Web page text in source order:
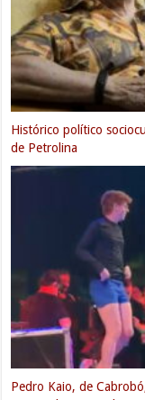
Henry Freitas é
Orocó
Orocó: Família de ‘Seu